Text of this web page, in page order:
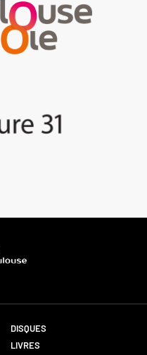
DISQUES
LIVRES